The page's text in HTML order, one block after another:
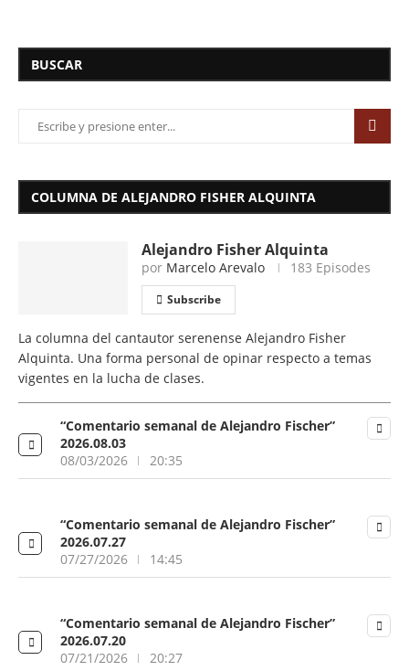
BUSCAR
COLUMNA DE ALEJANDRO FISHER ALQUINTA
Alejandro Fisher Alquinta
por Marcelo Arevalo 183 Episodes
Subscribe
La columna del cantautor serenense Alejandro Fisher
Alquinta. Una forma personal de opinar respecto a temas
vigentes en la lucha de clases.
“Comentario semanal de Alejandro Fischer”
2026.08.03
08/03/2026
20:35
“Comentario semanal de Alejandro Fischer”
2026.07.27
07/27/2026
14:45
“Comentario semanal de Alejandro Fischer”
2026.07.20
07/21/2026
20:27